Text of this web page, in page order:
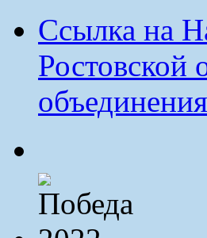
Ссылка на
Ростовской